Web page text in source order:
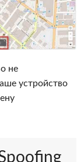
не
устройство